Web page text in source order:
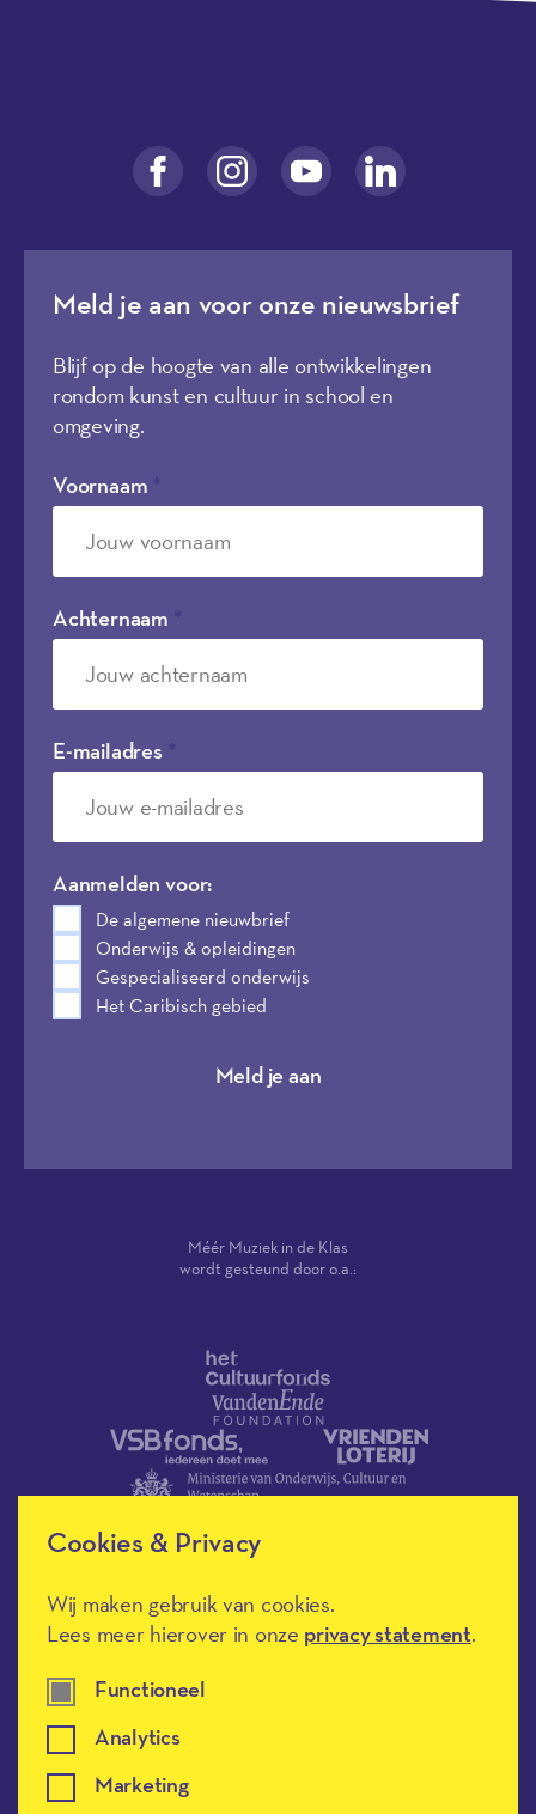
Cookies & Privacy
Wij maken gebruik van cookies.
Lees meer hierover in onze privacy statement.
Functioneel
Analytics
Marketing
Meld je aan voor onze nieuwsbrief
Blijf op de hoogte van alle ontwikkelingen
rondom kunst en cultuur in school en
omgeving.
Voornaam
Achternaam
E-mailadres
Aanmelden voor:
De algemene nieuwbrief
Onderwijs & opleidingen
Gespecialiseerd onderwijs
Het Caribisch gebied
Meld je aan
Méér Muziek in de Klas
wordt gesteund door o.a.:
Méér Muziek in de Klas heeft de
Erkend Goed Doel.